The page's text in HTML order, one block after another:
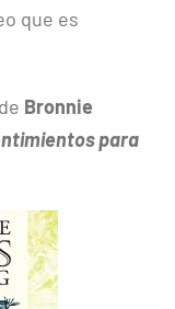
que es
Bronnie
para